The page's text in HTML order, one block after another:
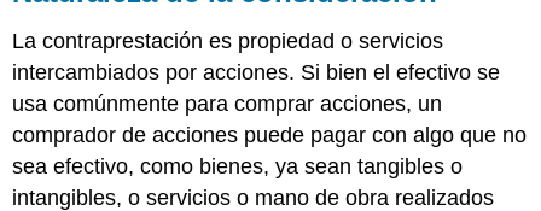
La contraprestación es propiedad o servicios
intercambiados por acciones. Si bien el efectivo se
usa comúnmente para comprar acciones, un
comprador de acciones puede pagar con algo que no
sea efectivo, como bienes, ya sean tangibles o
intangibles, o servicios o mano de obra realizados